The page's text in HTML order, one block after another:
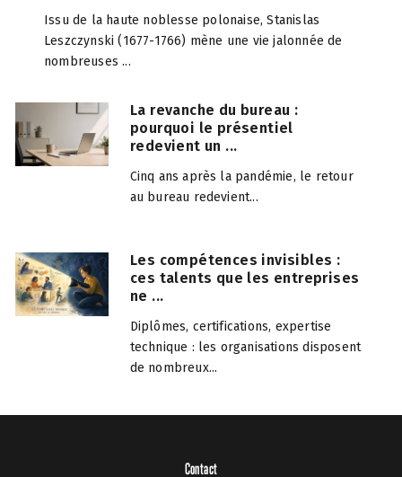
Issu de la haute noblesse polonaise, Stanislas
Leszczynski (1677-1766) mène une vie jalonnée de
nombreuses ...
La revanche du bureau :
pourquoi le présentiel
redevient un ...
Cinq ans après la pandémie, le retour
au bureau redevient...
Les compétences invisibles :
ces talents que les entreprises
ne ...
Diplômes, certifications, expertise
technique : les organisations disposent
de nombreux...
Contact